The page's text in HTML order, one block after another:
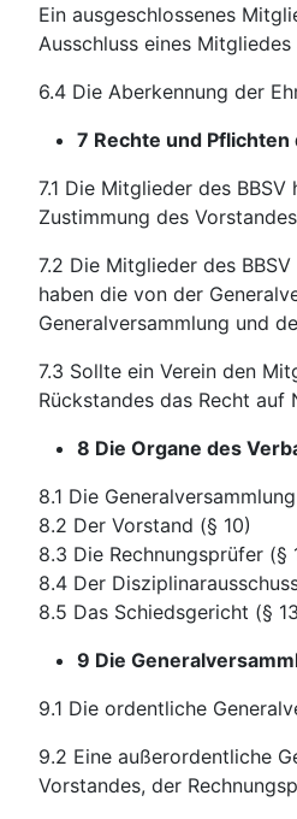
Ein ausgeschlossenes
Ausschluss eines
6.4 Die Aberkennung der
7 Rechte und
7.1 Die Mitglieder des
Zustimmung des
7.2 Die Mitglieder des
haben die von der
Generalversammlung und
7.3 Sollte ein Verein den
Rückstandes das Recht
8 Die Organe des
8.1 Die
8.2 Der Vorstand (§ 10)
8.3 Die Rechnungsprüfer (§
8.4 Der
8.5 Das Schiedsgericht (§
9 Die
9.1 Die ordentliche
9.2 Eine außerordentliche
Vorstandes, der